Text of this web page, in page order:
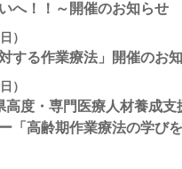
へ！！～開催のお知らせ
）
する作業療法」開催のお
）
高度・専門医療人材養成支
「高齢期作業療法の学び